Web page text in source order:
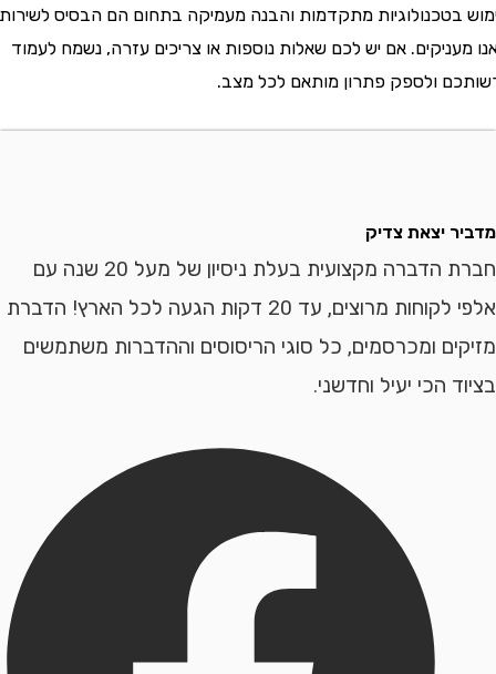
בטכנולוגיות מתקדמות והבנה מעמיקה בתחום הם הבסיס לשירות
מעניקים. אם יש לכם שאלות נוספות או צריכים עזרה, נשמח לעמוד
ולספק פתרון מותאם לכל מצב.
יצאת צדיק
חברת הדברה מקצועית בעלת ניסיון של מעל 20 שנה עם
אלפי לקוחות מרוצים, עד 20 דקות הגעה לכל הארץ! הדברת
ומכרסמים, כל סוגי הריסוסים וההדברות משתמשים
הכי יעיל וחדשני.